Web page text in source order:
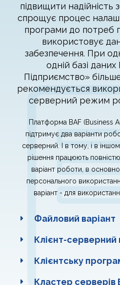
підвищити
спрощує процес
програми до потреб
використовує
забезпечення. При
одній базі
Підприємство»
рекомендується
серверний режим
Платформа BAF (Business
підтримує два варіанти
серверний. І в тому, і в
рішення працюють
варіант роботи, в
персонального
варіант - для
Файловий варіант
Клієнт-серверний
Клієнтську
Кластер серверів